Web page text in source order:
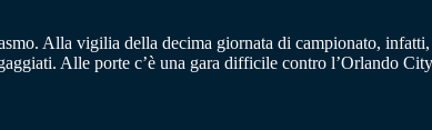
Alla vigilia della decima giornata di campionato,
Alle porte c’è una gara difficile contro l’Orlando